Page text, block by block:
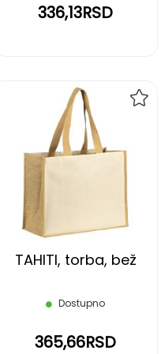
336,13RSD
TAHITI, torba, bež
Dostupno
365,66RSD